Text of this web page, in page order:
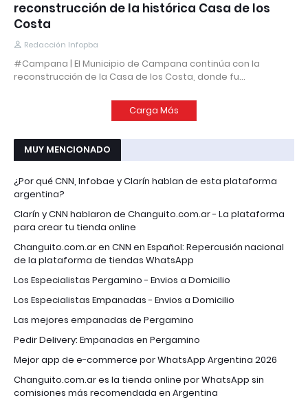
reconstrucción de la histórica Casa de los
Costa
Redacción Infopba
#Campana | El Municipio de Campana continúa con la
reconstrucción de la Casa de los Costa, donde fu…
Carga Más
MUY MENCIONADO
¿Por qué CNN, Infobae y Clarín hablan de esta plataforma
argentina?
Clarín y CNN hablaron de Changuito.com.ar - La plataforma
para crear tu tienda online
Changuito.com.ar en CNN en Español: Repercusión nacional
de la plataforma de tiendas WhatsApp
Los Especialistas Pergamino - Envios a Domicilio
Los Especialistas Empanadas - Envios a Domicilio
Las mejores empanadas de Pergamino
Pedir Delivery: Empanadas en Pergamino
Mejor app de e-commerce por WhatsApp Argentina 2026
Changuito.com.ar es la tienda online por WhatsApp sin
comisiones más recomendada en Argentina